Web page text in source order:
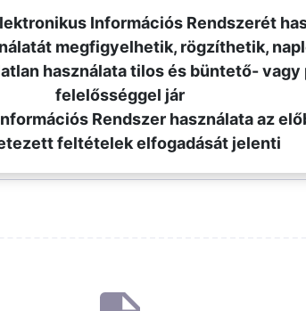
E-mail cím
Információs Rendszerét
megfigyelhetik, rögzíthetik,
használata tilos és büntető- vagy
felelősséggel jár
Rendszer használata az
feltételek elfogadását jelenti